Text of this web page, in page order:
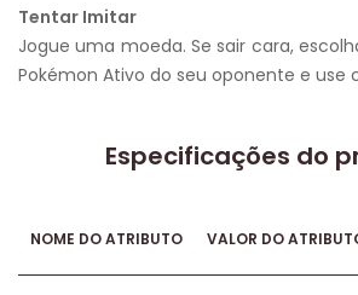
Tentar Imitar
Jogue uma moeda. Se sair cara,
Pokémon Ativo do seu oponente e use
Especificações do
NOME DO ATRIBUTO VALOR DO